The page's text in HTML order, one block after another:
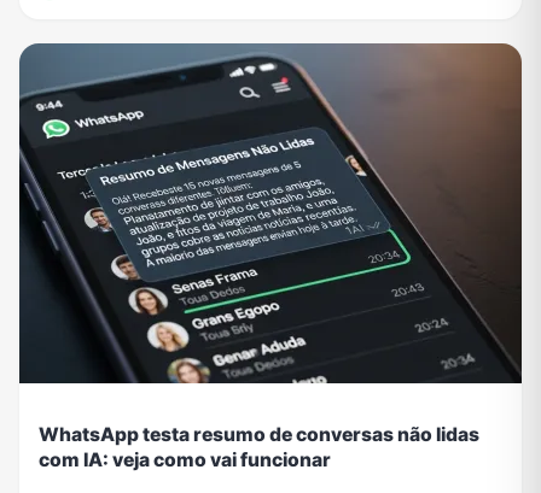
WhatsApp testa resumo de conversas não lidas
com IA: veja como vai funcionar